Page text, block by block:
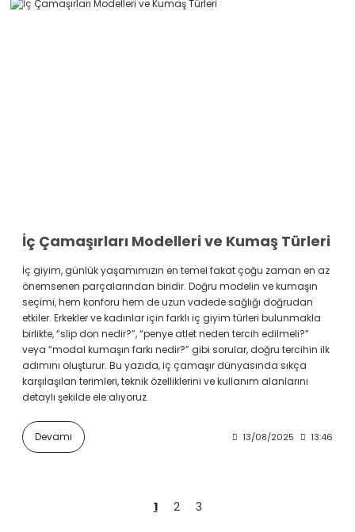
İç Çamaşırları Modelleri ve Kumaş Türleri
İç giyim, günlük yaşamımızın en temel fakat çoğu zaman en az
önemsenen parçalarından biridir. Doğru modelin ve kumaşın
seçimi, hem konforu hem de uzun vadede sağlığı doğrudan
etkiler. Erkekler ve kadınlar için farklı iç giyim türleri bulunmakla
birlikte, “slip don nedir?”, “penye atlet neden tercih edilmeli?”
veya “modal kumaşın farkı nedir?” gibi sorular, doğru tercihin ilk
adımını oluşturur. Bu yazıda, iç çamaşır dünyasında sıkça
karşılaşılan terimleri, teknik özelliklerini ve kullanım alanlarını
detaylı şekilde ele alıyoruz.
Devamı 13/08/2025 13:46
1 2 3